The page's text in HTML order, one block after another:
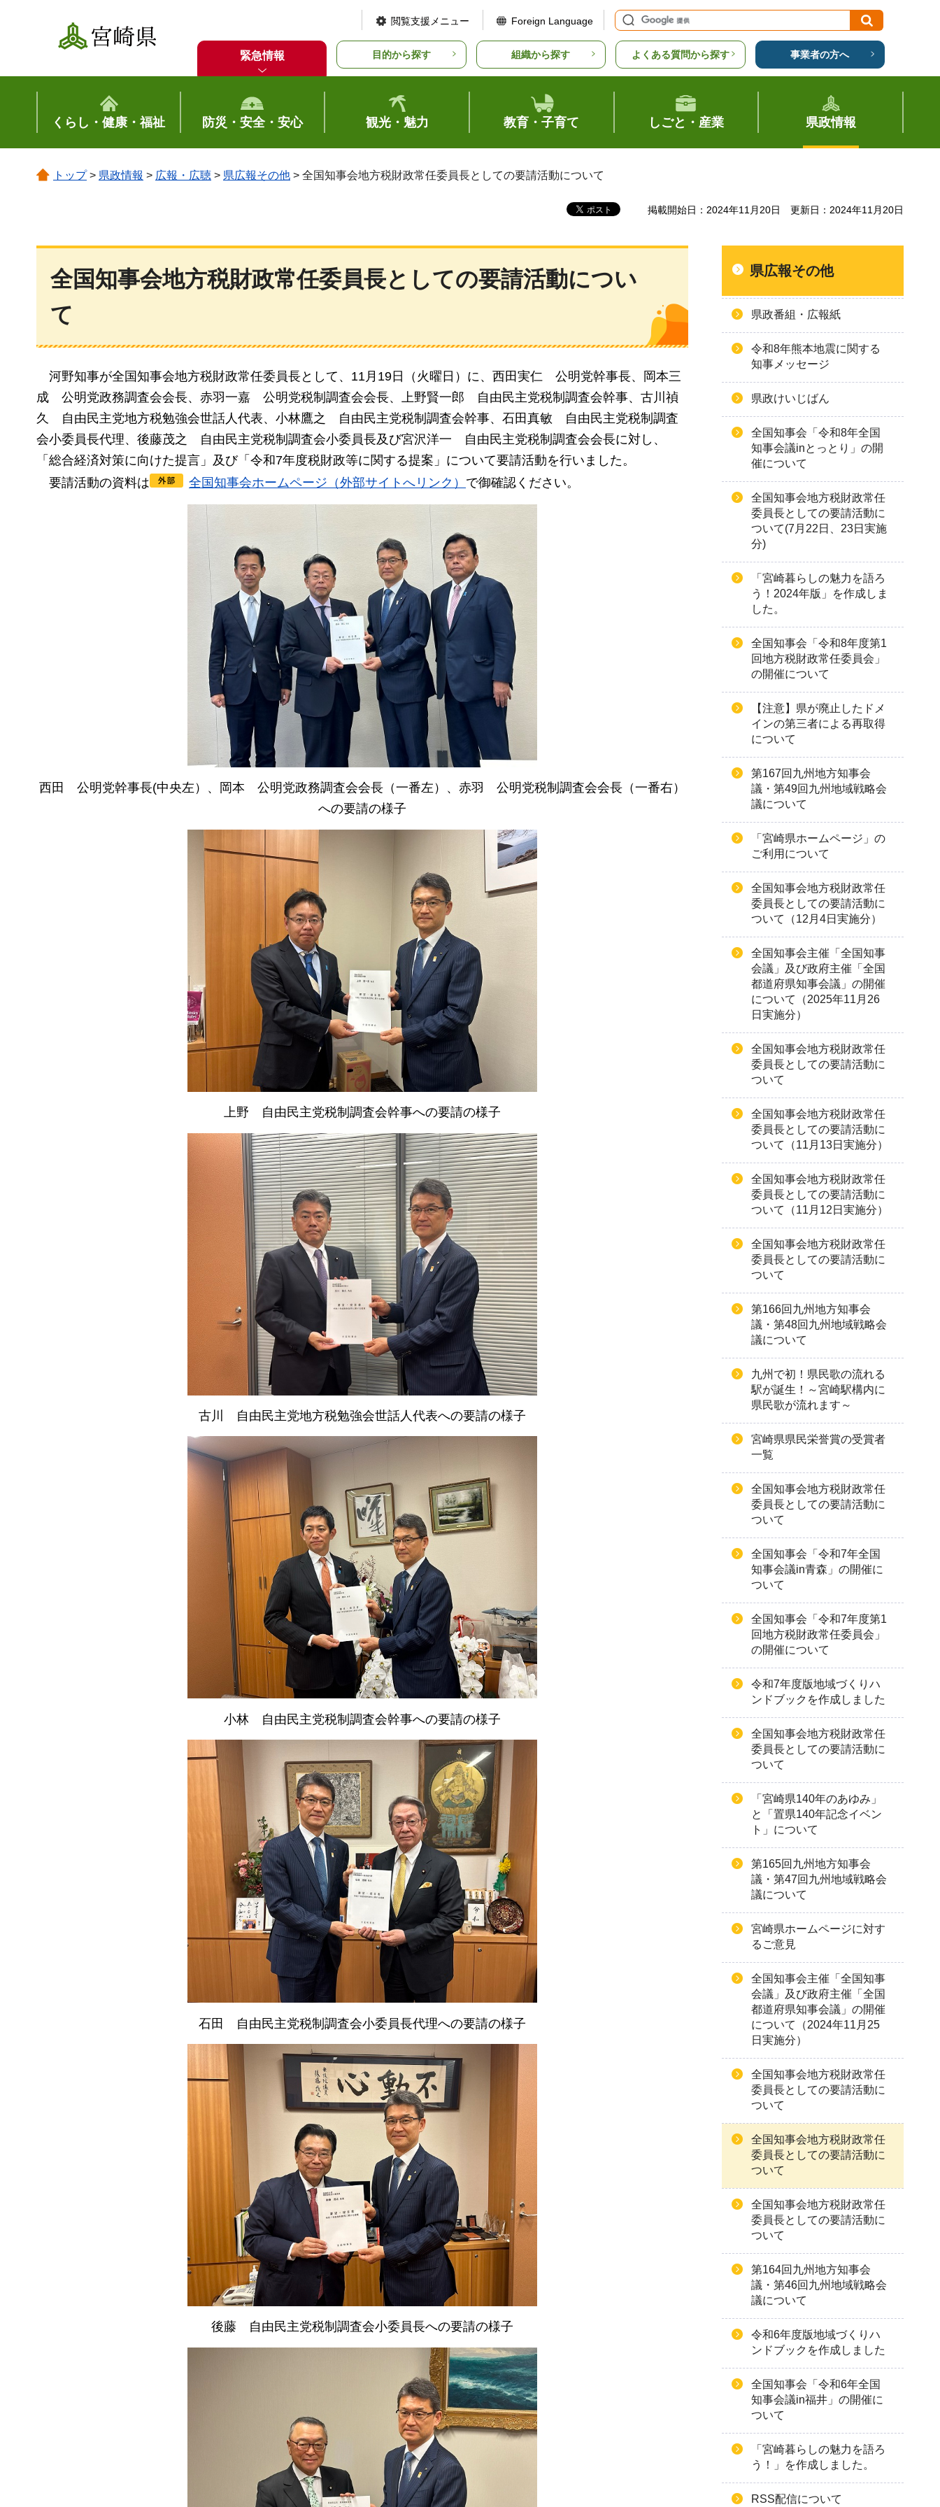
宮崎県
閲覧支援メニュー Foreign Language
緊急情報 目的から探す 組織から探す よくある質問から探す 事業者の方へ
くらし・健康・福祉 防災・安全・安心 観光・魅力 教育・子育て しごと・産業 県政情報
トップ> 県政情報 > 広報・広聴 > 県広報その他 > 全国知事会地方税財政常任委員長としての要請活動について
掲載開始日：2024年11月20日 更新日：2024年11月20日
全国知事会地方税財政常任委員長としての要請活動につい
て
河野知事が全国知事会地方税財政常任委員長として、11月19日（火曜日）に、西田実仁 公明党幹事長、 岡本三
成
公明党政務調査会会長、赤羽一嘉 公明党税制調査会会長、 上野賢一郎 自由民主党税制調査会幹事、 古川禎
久
自由民主党地方税勉強会世話人代表、小林鷹之 自由民主党税制調査会幹事、 石田真敏 自由民主党税制調査
会小委員長代理、後藤茂之
自由民主党税制調査会小委員長及び宮沢洋一 自由民主党税制調査会会長に対し、
「総合経済対策に向けた提言」及び「令和7年度税財政等に関する提案」について要請活動を行いました。
要請活動の資料は 全国知事会ホームページ（外部サイトへリンク） で御確認ください。
西田 公明党幹事長(中央左）、岡本 公明 党政務調査会会長（一番左）、赤羽 公明党税制調査会会長（一番右）
への要請の様子
上野 自由民主党税制調査会幹事への要請の様子
古川 自由民主党地方税勉強会世話人代表への要請の様子
小林 自由民主党税制調査会幹事への要請の様子
石田 自由民主党税制調査会小委員長代理への要請の様子
後藤 自由民主党税制調査会小委員長への要請の様子
県広報その他
県政番組・広報紙
令和8年熊本地震に関する
知事メッセージ
県政けいじばん
全国知事会「令和8年全国
知事会議inとっとり」の開
催について
全国知事会地方税財政常任
委員長としての要請活動に
ついて(7月22日、23日実施
分)
「宮崎暮らしの魅力を語ろ
う！2024年版」を作成しま
した。
全国知事会「令和8年度第1
回地方税財政常任委員会」
の開催について
【注意】県が廃止したドメ
インの第三者による再取得
について
第167回九州地方知事会
議・第49回九州地域戦略会
議について
「宮崎県ホームページ」の
ご利用について
全国知事会地方税財政常任
委員長としての要請活動に
ついて（12月4日実施分）
全国知事会主催「全国知事
会議」及び政府主催「全国
都道府県知事会議」の開催
について（2025年11月26
日実施分）
全国知事会地方税財政常任
委員長としての要請活動に
ついて
全国知事会地方税財政常任
委員長としての要請活動に
ついて（11月13日実施分）
全国知事会地方税財政常任
委員長としての要請活動に
ついて（11月12日実施分）
全国知事会地方税財政常任
委員長としての要請活動に
ついて
第166回九州地方知事会
議・第48回九州地域戦略会
議について
九州で初！県民歌の流れる
駅が誕生！～宮崎駅構内に
県民歌が流れます～
宮崎県県民栄誉賞の受賞者
一覧
全国知事会地方税財政常任
委員長としての要請活動に
ついて
全国知事会「令和7年全国
知事会議in青森」の開催に
ついて
全国知事会「令和7年度第1
回地方税財政常任委員会」
の開催について
令和7年度版地域づくりハ
ンドブックを作成しました
全国知事会地方税財政常任
委員長としての要請活動に
ついて
「宮崎県140年のあゆみ」
と「置県140年記念イベン
ト」について
第165回九州地方知事会
議・第47回九州地域戦略会
議について
宮崎県ホームページに対す
るご意見
全国知事会主催「全国知事
会議」及び政府主催「全国
都道府県知事会議」の開催
について（2024年11月25
日実施分）
全国知事会地方税財政常任
委員長としての要請活動に
ついて
全国知事会地方税財政常任
委員長としての要請活動に
ついて
全国知事会地方税財政常任
委員長としての要請活動に
ついて
第164回九州地方知事会
議・第46回九州地域戦略会
議について
令和6年度版地域づくりハ
ンドブックを作成しました
全国知事会「令和6年全国
知事会議in福井」の開催に
ついて
「宮崎暮らしの魅力を語ろ
う！」を作成しました。
RSS配信について